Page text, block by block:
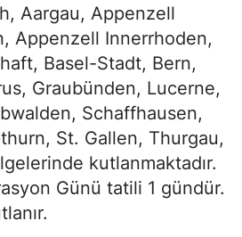
Aargau, Appenzell
Appenzell Innerrhoden,
Basel-Stadt, Bern,
Graubünden, Lucerne,
Schaffhausen,
St. Gallen, Thurgau,
kutlanmaktadır.
Günü tatili 1 gündür.